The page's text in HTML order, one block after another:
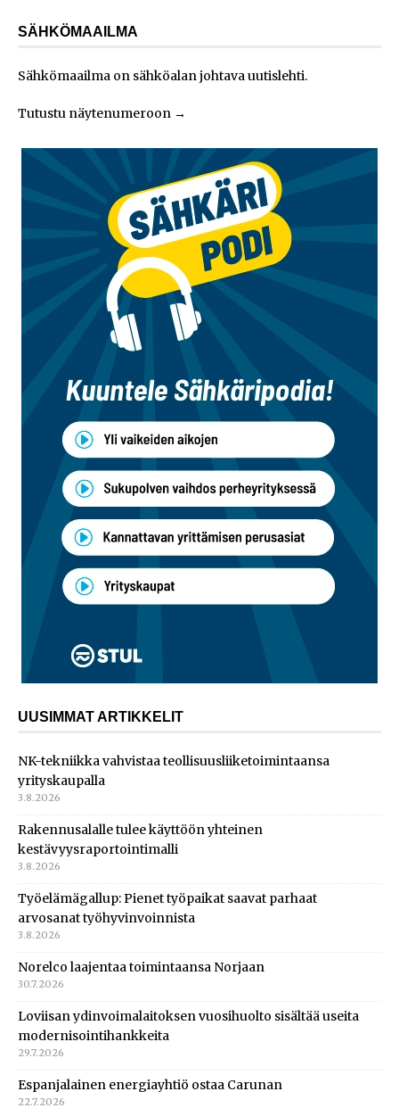
SÄHKÖMAAILMA
Sähkömaailma on sähköalan johtava uutislehti.
Tutustu näytenumeroon →
UUSIMMAT ARTIKKELIT
NK-tekniikka vahvistaa teollisuusliiketoimintaansa
yrityskaupalla
3.8.2026
Rakennusalalle tulee käyttöön yhteinen
kestävyysraportointimalli
3.8.2026
Työelämägallup: Pienet työpaikat saavat parhaat
arvosanat työhyvinvoinnista
3.8.2026
Norelco laajentaa toimintaansa Norjaan
30.7.2026
Loviisan ydinvoimalaitoksen vuosihuolto sisältää useita
modernisointihankkeita
29.7.2026
Espanjalainen energiayhtiö ostaa Carunan
22.7.2026